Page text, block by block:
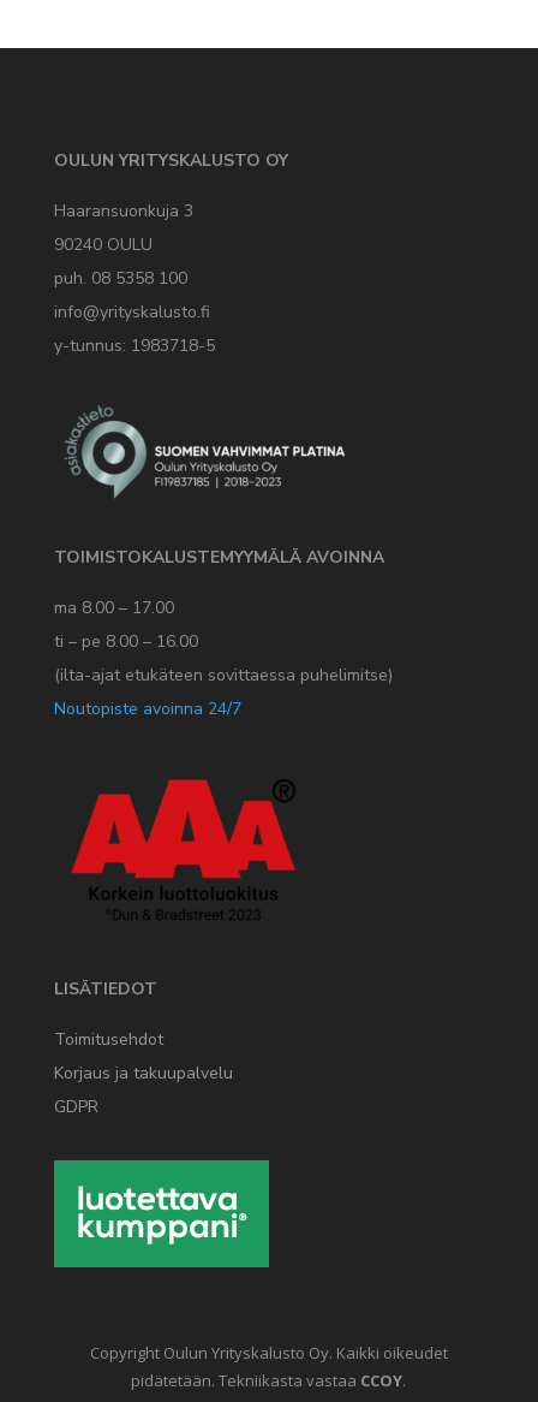
OULUN YRITYSKALUSTO OY
Haaransuonkuja 3
90240 OULU
puh. 08 5358 100
info@yrityskalusto.fi
y-tunnus: 1983718-5
TOIMISTOKALUSTEMYYMÄLÄ AVOINNA
ma 8.00 – 17.00
ti – pe 8.00 – 16.00
(ilta-ajat etukäteen sovittaessa puhelimitse)
Noutopiste avoinna 24/7
LISÄTIEDOT
Toimitusehdot
Korjaus ja takuupalvelu
GDPR
Copyright Oulun Yrityskalusto Oy. Kaikki oikeudet
pidätetään. Tekniikasta vastaa CCOY.